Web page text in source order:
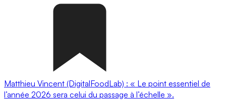
Matthieu Vincent (DigitalFoodLab) : « Le point essentiel de
l’année 2026 sera celui du passage à l’échelle ».